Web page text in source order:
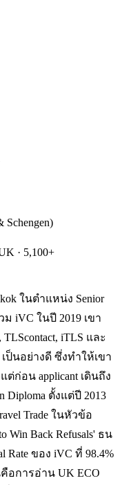
Schengen)
· 5,100+
ในตำแหน่ง Senior
ม iVC ในปี 2019 เขา
iTLS และ
เป็นอย่างดี ซึ่งทำให้เขา
ก่อน applicant เดินถึง
Diploma ตั้งแต่ปี 2013
Trade ในหัวข้อ
Win Back Refusals' ธน
Rate ของ iVC ที่ 98.4%
อการอ่าน UK ECO